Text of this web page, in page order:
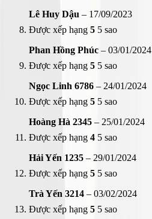
Lê Huy Dậu – 17/09/2023
Được xếp hạng 5 5 sao
Phan Hồng Phúc – 03/01/2024
Được xếp hạng 5 5 sao
Ngọc Linh 6786 – 24/01/2024
Được xếp hạng 5 5 sao
Hoàng Hà 2345 – 25/01/2024
Được xếp hạng 4 5 sao
Hải Yến 1235 – 29/01/2024
Được xếp hạng 5 5 sao
Trà Yến 3214 – 03/02/2024
Được xếp hạng 5 5 sao